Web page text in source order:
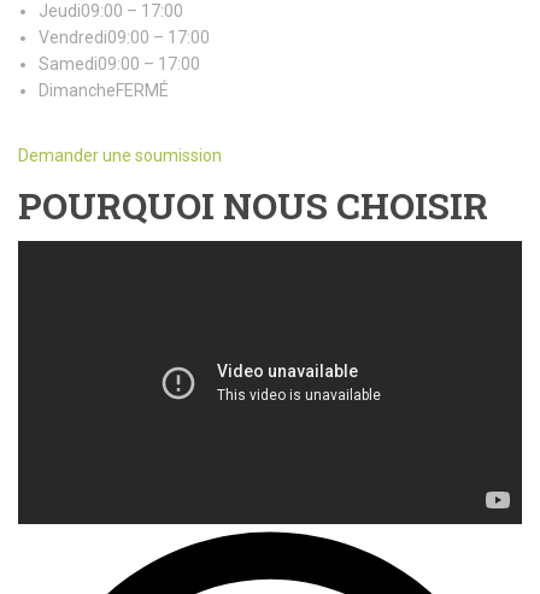
Jeudi09:00 – 17:00
Vendredi09:00 – 17:00
Samedi09:00 – 17:00
DimancheFERMÉ
Demander une soumission
POURQUOI NOUS CHOISIR